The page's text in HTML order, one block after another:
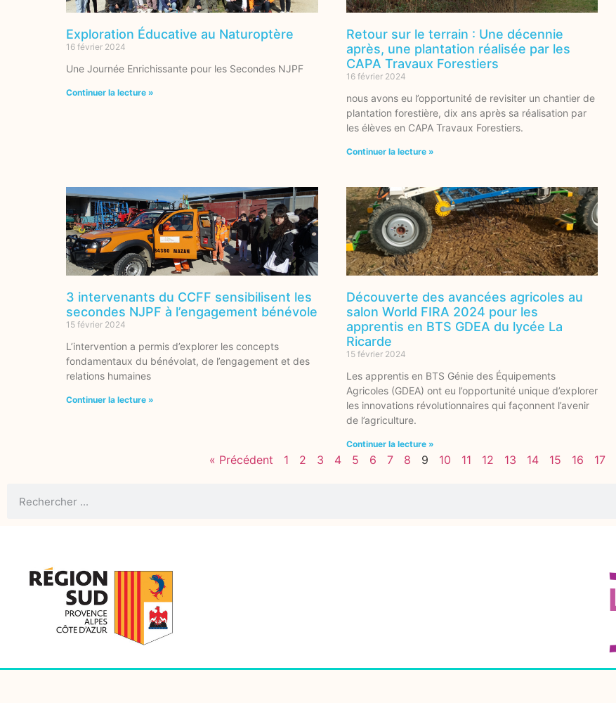
Exploration Éducative au Naturoptère
16 février 2024
Une Journée Enrichissante pour les Secondes NJPF
Continuer la lecture »
Retour sur le terrain : Une décennie
après, une plantation réalisée par les
CAPA Travaux Forestiers
16 février 2024
nous avons eu l’opportunité de revisiter un chantier de
plantation forestière, dix ans après sa réalisation par
les élèves en CAPA Travaux Forestiers.
Continuer la lecture »
3 intervenants du CCFF sensibilisent les
secondes NJPF à l’engagement bénévole
15 février 2024
L’intervention a permis d’explorer les concepts
fondamentaux du bénévolat, de l’engagement et des
relations humaines
Continuer la lecture »
Découverte des avancées agricoles au
salon World FIRA 2024 pour les
apprentis en BTS GDEA du lycée La
Ricarde
15 février 2024
Les apprentis en BTS Génie des Équipements
Agricoles (GDEA) ont eu l’opportunité unique d’explorer
les innovations révolutionnaires qui façonnent l’avenir
de l’agriculture.
Continuer la lecture »
« Précédent 1 2 3 4 5 6 7 8 9 10 11 12 13 14 15 16 17